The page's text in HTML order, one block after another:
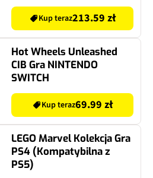
Kup teraz213.59 zł
Hot Wheels Unleashed
CIB Gra NINTENDO
SWITCH
Kup teraz69.99 zł
LEGO Marvel Kolekcja Gra
PS4 (Kompatybilna z
PS5)